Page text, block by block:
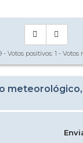
- Votos positivos: 1 - Votos